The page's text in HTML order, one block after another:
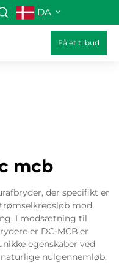
DA
Få et tilbud
mcb
der specifikt er
mod
I modsætning til
er DC-MCB'er
egenskaber ved
nulgennemløb,